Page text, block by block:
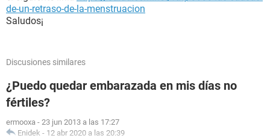
de-un-retraso-de-la-menstruacion
Saludos¡
Discusiones similares
¿Puedo quedar embarazada en mis días no
fértiles?
ermooxa - 23 jun 2013 a las 17:27
Enidek - 12 abr 2020 a las 20:39